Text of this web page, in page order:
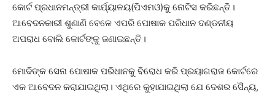
କୋର୍ଟ ପ୍ରଧାନମନ୍ତ୍ରୀ କାର୍ଯ୍ୟାଳୟ(ପିଏମଓ)କୁ ନୋଟିସ କରିଛନ୍ତି।
ଆବେଦନକାରୀ ଶୁଣାଣି ବେଳେ ଏପରି ପୋଷାକ ପରିଧାନ ଦଣ୍ଡନୀୟ
ଅପରାଧ ବୋଲି କୋର୍ଟଙ୍କୁ ଜଣାଇଛନ୍ତି।
ମୋଦିଙ୍କ ସେନା ପୋଷାକ ପରିଧାନକୁ ବିରୋଧ କରି ପ୍ରୟାଗରାଜ କୋର୍ଟରେ
ଏକ ଆବେଦନ କରାଯାଇଥିଲା। ଏଥିରେ କୁହାଯାଇଥିଲା ଯେ ଦେଶର ସୈନ୍ୟ,